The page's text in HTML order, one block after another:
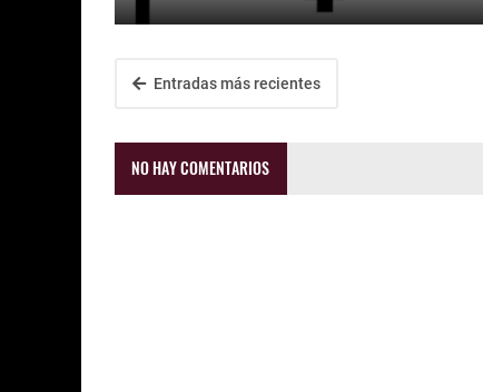
Entradas más recientes
NO HAY COMENTARIOS